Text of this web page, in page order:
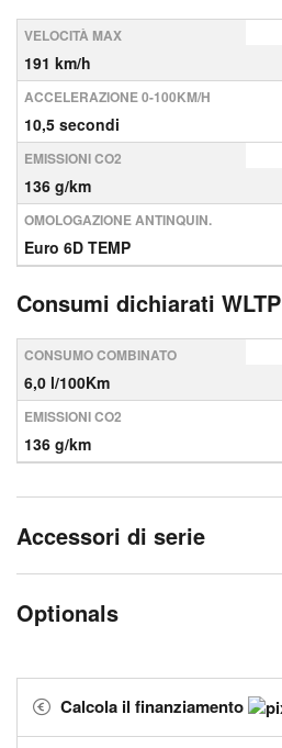
VELOCITÀ MAX
191 km/h
ACCELERAZIONE 0-100KM/H
10,5 secondi
EMISSIONI CO2
136 g/km
OMOLOGAZIONE ANTINQUIN.
Euro 6D TEMP
Consumi dichiarati WLTP
CONSUMO COMBINATO
6,0 l/100Km
EMISSIONI CO2
136 g/km
Accessori di serie
Optionals
Calcola il finanziamento